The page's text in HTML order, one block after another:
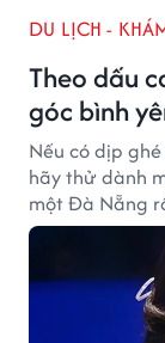
Theo dấu
góc bình
DU LỊCH -
Nếu có dịp
hãy thử dành
một Đà Nẵng